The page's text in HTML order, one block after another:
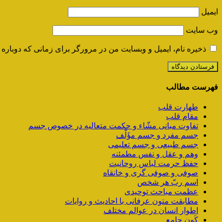
ایمیل
وب‌ سایت
ذخیره نام، ایمیل و وبسایت من در مرورگر برای زمانی که
فهرست مطالب
طهارت قلب
مقام قلب
تفاوت مبانی مشّاء و حکمت متعالیه در خصوص جسم
جسم مفرد و جسم مؤَلَّف
جسم طبیعی و جسم تعلیمی
وهم و عقل و نفس مطمئنه
حفظ حرمت لباس روحانیت
صوفی و صوفی گری و خانقاه
اسم ربّ هر شخص
عظمت مباحث توحیدی
مطابقت متون عرفانی با احادیث و روایات
اطوار انسان در عوالم مختلف
کَون جامع